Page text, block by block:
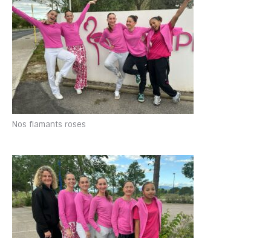
Nos flamants roses